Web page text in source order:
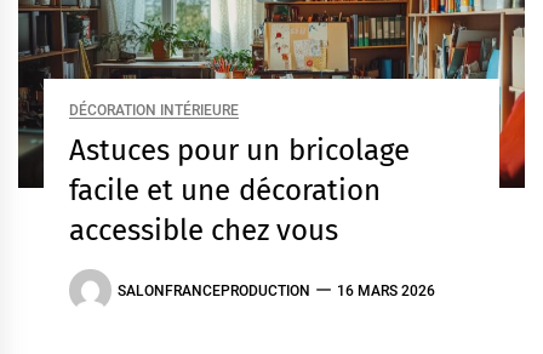
DÉCORATION INTÉRIEURE
Astuces pour un bricolage
facile et une décoration
accessible chez vous
SALONFRANCEPRODUCTION 16 MARS 2026